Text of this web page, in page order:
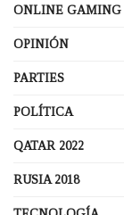
ONLINE GAMING
OPINIÓN
PARTIES
POLÍTICA
QATAR 2022
RUSIA 2018